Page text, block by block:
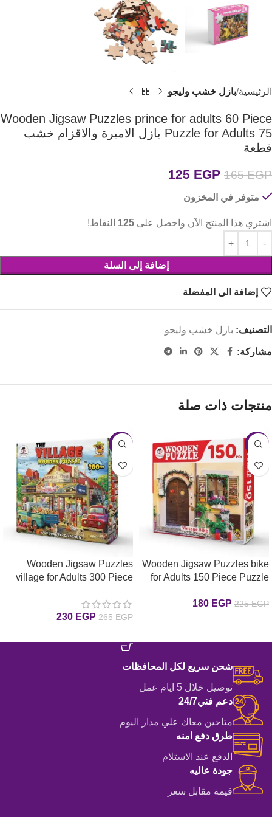
الرئيسية بازل خشب وليجو
Wooden Jigsaw Puzzles prince for adults 60 Piece
Puzzle for Adults 75 بازل الاميرة والاقزام خشب
قطعة
165EGP
125 EGP
متوفر في المخزون
اشتري هذا المنتج الآن واحصل على 125 النقاط!
إضافة إلى السلة
إضافة الى المفضلة
التصنيف: بازل خشب وليجو
مشاركة:
منتجات ذات صلة
-20%
Wooden Jigsaw Puzzles bike
for Adults 150 Piece Puzzle
خشب قطعة
225EGP
180 EGP
-13%
Wooden Jigsaw Puzzles
village for Adults 300 Piece
القريه خشب قطعة
265EGP
230 EGP
شحن سريع لكل المحافظات
توصيل خلال 5 ايام عمل
دعم فني24/7
متاحين معاك علي مدار اليوم
طرق دفع امنه
الدفع عند الاستلام
جودة عاليه
قيمة مقابل سعر